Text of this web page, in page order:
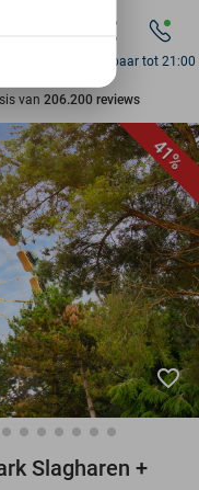
van 206.200 reviews
deals
Bereikbaar tot 21:00
41%
favorite_border
Slagharen +